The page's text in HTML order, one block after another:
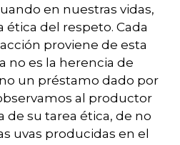
en nuestras vidas,
ética del respeto. Cada
proviene de esta
no es la herencia de
un préstamo dado por
al productor
de su tarea ética, de no
uvas producidas en el